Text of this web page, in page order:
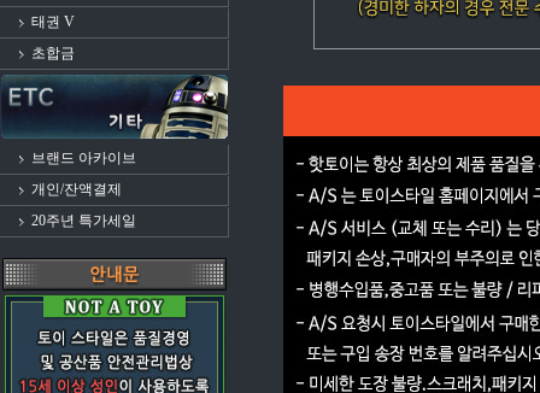
태권 V
초합금
브랜드 아카이브
개인/잔액결제
20주년 특가세일